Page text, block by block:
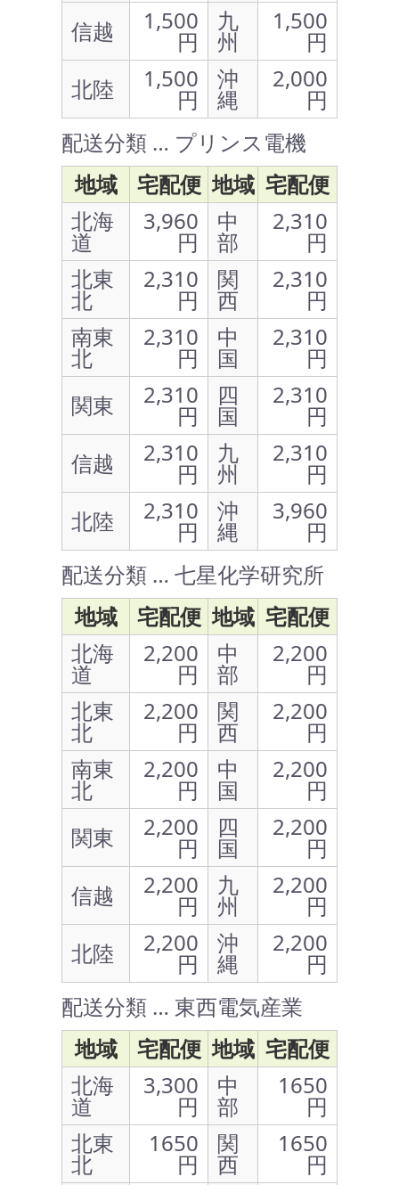
信越
1,500
円
九
州
1,500
円
北陸
1,500
円
沖
縄
2,000
円
配送分類 … プリンス電機
地域
宅配便 地域 宅配便
北海
道
3,960
円
中
部
2,310
円
北東
北
2,310
円
関
西
2,310
円
南東
北
2,310
円
中
国
2,310
円
関東
2,310
円
四
国
2,310
円
信越
2,310
円
九
州
2,310
円
北陸
2,310
円
沖
縄
3,960
円
配送分類 … 七星化学研究所
地域
宅配便 地域 宅配便
北海
道
2,200
円
中
部
2,200
円
北東
北
2,200
円
関
西
2,200
円
南東
北
2,200
円
中
国
2,200
円
関東
2,200
円
四
国
2,200
円
信越
2,200
円
九
州
2,200
円
北陸
2,200
円
沖
縄
2,200
円
配送分類 … 東西電気産業
地域
宅配便 地域 宅配便
北海
道
3,300
円
中
部
1650
円
北東
北
1650
円
関
西
1650
円